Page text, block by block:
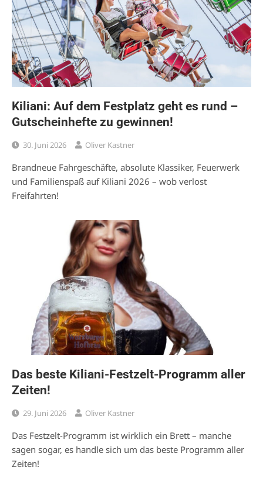
Kiliani: Auf dem Festplatz geht es rund –
Gutscheinhefte zu gewinnen!
30. Juni 2026 Oliver Kastner
Brandneue Fahrgeschäfte, absolute Klassiker, Feuerwerk
und Familienspaß auf Kiliani 2026 – wob verlost
Freifahrten!
Das beste Kiliani-Festzelt-Programm aller
Zeiten!
29. Juni 2026 Oliver Kastner
Das Festzelt-Programm ist wirklich ein Brett – manche
sagen sogar, es handle sich um das beste Programm aller
Zeiten!